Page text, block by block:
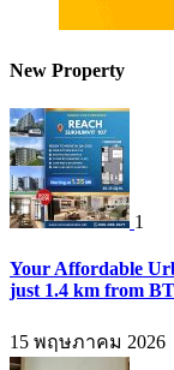
New Property
1
Your Affordable
just 1.4 km from
15 พฤษภาคม 2026